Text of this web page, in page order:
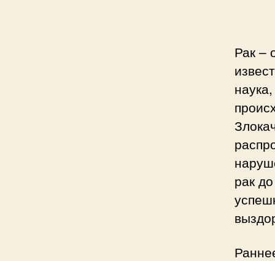
Рак –
рак